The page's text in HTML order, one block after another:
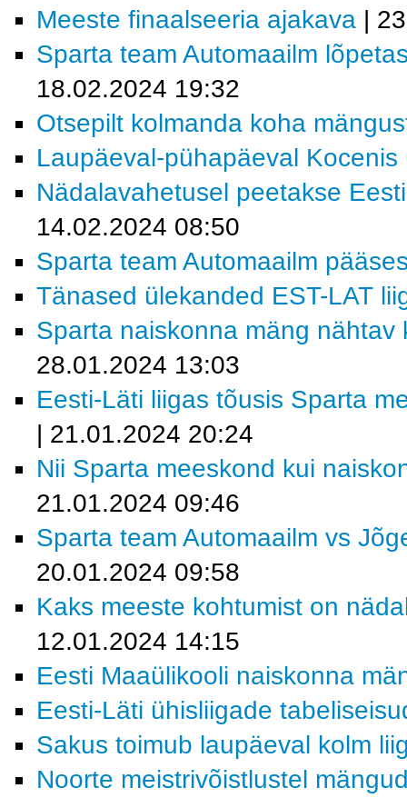
Meeste finaalseeria ajakava |
Sparta team Automaailm
18.02.2024 19:32
Otsepilt kolmanda koha
Laupäeval-pühapäeval
Nädalavahetusel peetakse
14.02.2024 08:50
Sparta team Automaailm
Tänased ülekanded EST-LAT
Sparta naiskonna mäng nähtav
28.01.2024 13:03
Eesti-Läti liigas tõusis Sparta
| 21.01.2024 20:24
Nii Sparta meeskond kui
21.01.2024 09:46
Sparta team Automaailm vs
20.01.2024 09:58
Kaks meeste kohtumist on
12.01.2024 14:15
Eesti Maaülikooli naiskonna
Eesti-Läti ühisliigade
Sakus toimub laupäeval kolm
Noorte meistrivõistlustel